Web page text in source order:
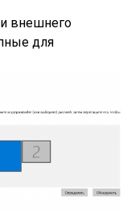
внешнего
для